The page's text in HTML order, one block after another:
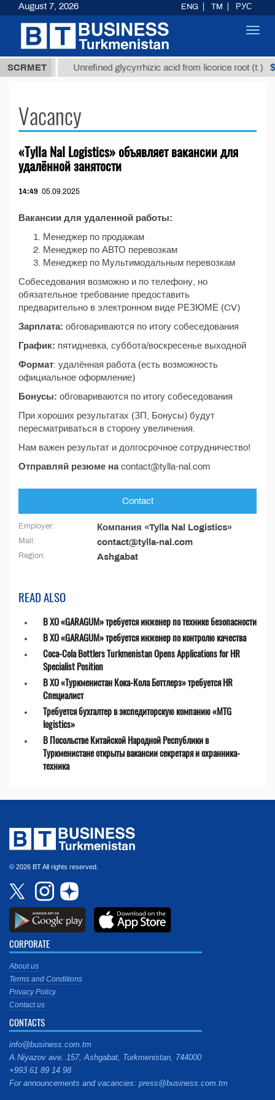
SCRMET
ТМТ Unrefined glycyrrhizic acid from licorice root (t.)
Vacancy
«Tylla Nal Logistics» объявляет вакансии для
удалённой занятости
14:49 05.09.2025
Вакансии для удаленной работы:
Менеджер по продажам
Менеджер по АВТО перевозкам
Менеджер по Мультимодальным перевозкам
Собеседования возможно и по телефону, но
обязательное требование предоставить
предварительно в электронном виде РЕЗЮМЕ (CV)
Зарплата: обговариваются по итогу собеседования
График: пятидневка, суббота/воскресенье выходной
Формат: удалённая работа (есть возможность
официальное оформление)
Бонусы: обговариваются по итогу собеседования
При хороших результатах (ЗП, Бонусы) будут
пересматриваться в сторону увеличения.
Нам важен результат и долгосрочное сотрудничество!
Отправляй резюме наcontact@tylla-nal.com
Contact
Employer: Компания «Tylla Nal Logistics»
Mail: contact@tylla-nal.com
Region: Ashgabat
READ ALSO
В ХО «GARAGUM» требуется инженер по технике безопасности
В ХО «GARAGUM» требуется инженер по контролю качества
Coca-Cola Bottlers Turkmenistan Opens Applications for HR
Specialist Position
В ХО «Туркменистан Кока-Кола Боттлерз» требуется HR
Специалист
Требуется бухгалтер в экспедиторскую компанию «MTG
logistics»
В Посольстве Китайской Народной Республики в
Туркменистане открыты вакансии секретаря и охранника-
техника
© 2026 BT All rights reserved.
CORPORATE
About us
Terms and Conditions
Privacy Policy
Contact us
CONTACTS
info@business.com.tm
A.Niyazov ave. 157, Ashgabat, Turkmenistan, 744000
+993 61 89 14 98
For announcements and vacancies: press@business.com.tm
August 7, 2026 ENG TM РУС